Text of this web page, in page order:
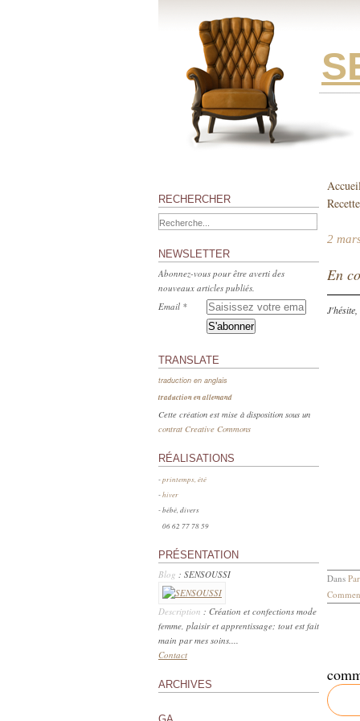
RECHERCHER
NEWSLETTER
Abonnez-vous pour être averti des
nouveaux articles publiés.
Email
TRANSLATE
traduction en anglais
traduction en allemand
Cette création est mise à disposition sous un
contrat Creative Commons
RÉALISATIONS
-printemps, été
-hiver
- bébé, divers
06 62 77 78 59
PRÉSENTATION
Blog : SENSOUSSI
Description : Création et confections mode
femme, plaisir et apprentissage; tout est fait
main par mes soins....
Contact
ARCHIVES
2
En
Dans